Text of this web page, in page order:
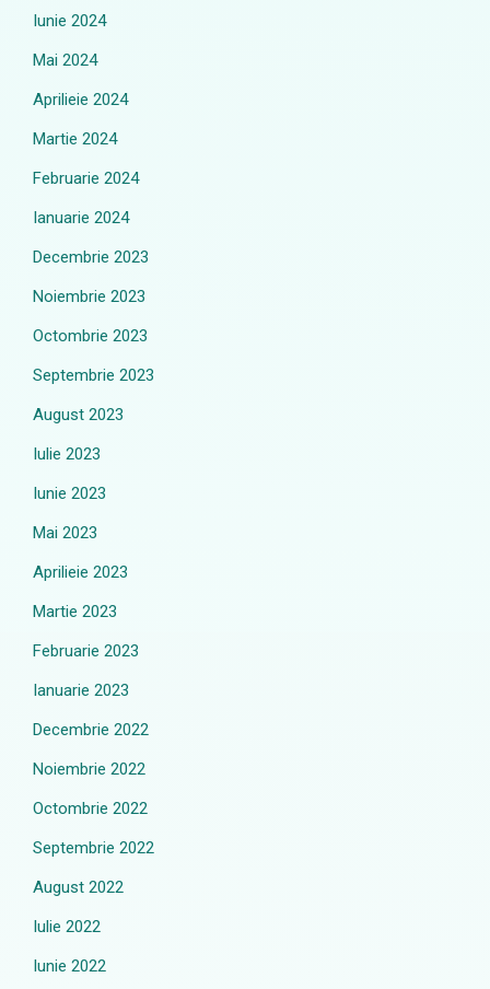
Iunie 2024
Mai 2024
Aprilieie 2024
Martie 2024
Februarie 2024
Ianuarie 2024
Decembrie 2023
Noiembrie 2023
Octombrie 2023
Septembrie 2023
August 2023
Iulie 2023
Iunie 2023
Mai 2023
Aprilieie 2023
Martie 2023
Februarie 2023
Ianuarie 2023
Decembrie 2022
Noiembrie 2022
Octombrie 2022
Septembrie 2022
August 2022
Iulie 2022
Iunie 2022